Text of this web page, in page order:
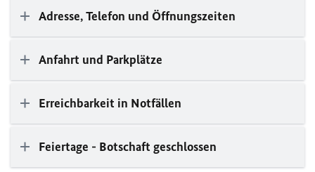
Adresse, Telefon und Öffnungszeiten
Anfahrt und Parkplätze
Erreichbarkeit in Notfällen
Feiertage - Botschaft geschlossen